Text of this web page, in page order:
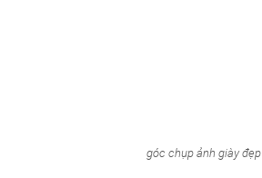
góc chụp ảnh giày đẹp